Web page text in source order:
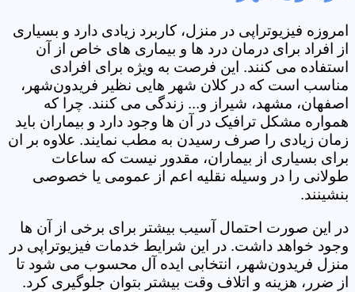
امروزه فیزیوتراپی در منزل، کاربرد زیادی دارد و بسیاری
از افراد برای درمان درد ها و بیماری های خاص از آن
استفاده می کنند. این فرصت به ویژه برای افرادی
مناسب است که در کلان شهر هایی نظیر فریدون‌شهر،
اصفهان، مشهد، شیراز و... زندگی می کنند. چرا که
همواره مشکل ترافیک در آن ها وجود دارد و بیماران باید
زمان زیادی را صرف رسیدن به مطب نمایند. علاوه بر ان
برای بسیاری از بیماران، مقدور نیست که ساعات
طولانی را در وسیله نقلیه اعم از عمومی یا خصوصی
بنشینند.
در این صورت احتمال آسیب بیشتر برای برخی از آن ها
وجود خواهد داشت. در این شرایط خدمات فیزیوتراپی در
منزل فریدون‌شهر، انتخابی ایده آل محسوب می شود تا
از ضرر، هزینه و اتلاف وقت بیشتر بتوان جلوگیری کرد.